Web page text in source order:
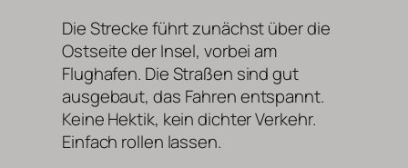
Die Strecke führt zunächst über die
Ostseite der Insel, vorbei am
Flughafen. Die Straßen sind gut
ausgebaut, das Fahren entspannt.
Keine Hektik, kein dichter Verkehr.
Einfach rollen lassen.